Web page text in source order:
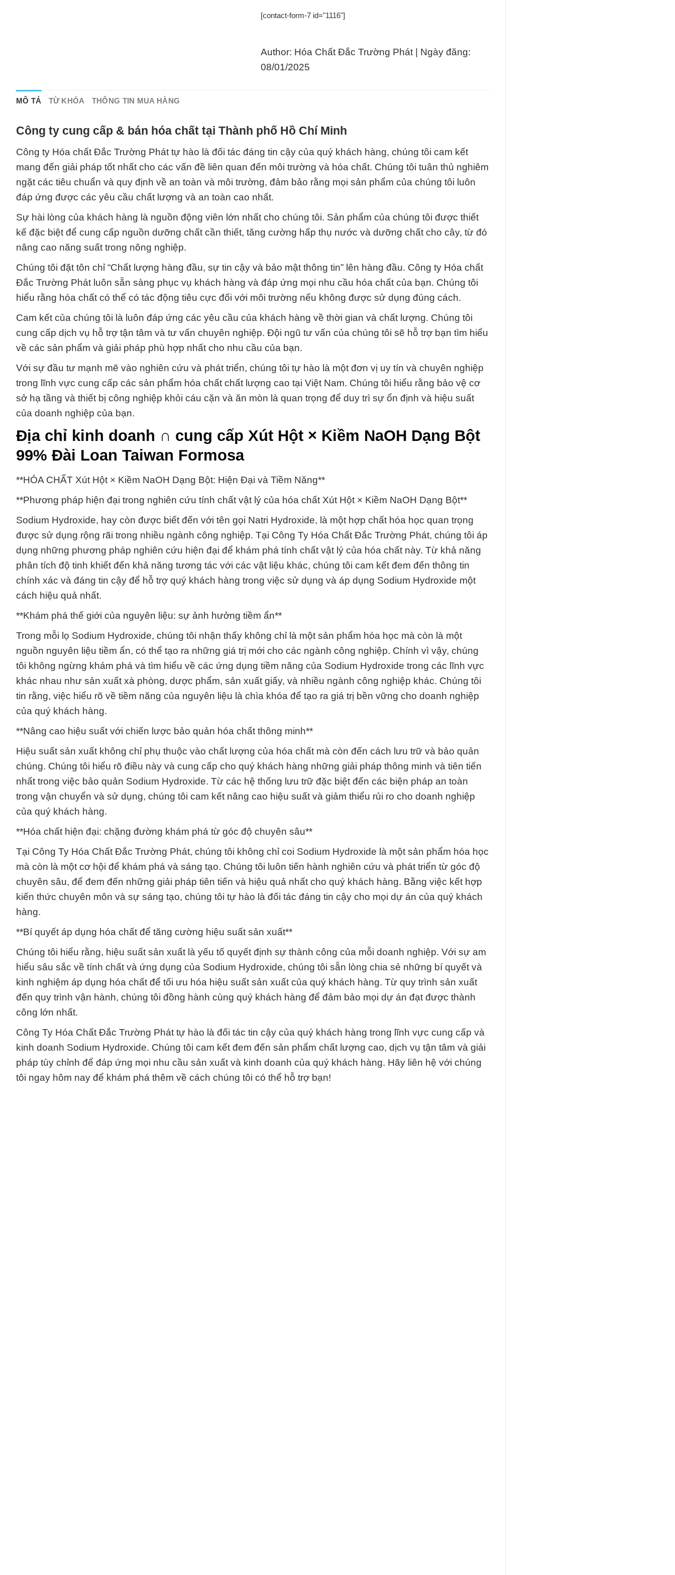
[contact-form-7 id="1116"]
Author: Hóa Chất Đắc Trường Phát | Ngày đăng:
08/01/2025
MÔ TẢ TỪ KHÓA THÔNG TIN MUA HÀNG
Công ty cung cấp & bán hóa chất tại Thành phố Hồ Chí Minh
Công ty Hóa chất Đắc Trường Phát tự hào là đối tác đáng tin cậy của quý khách hàng, chúng tôi cam kết
mang đến giải pháp tốt nhất cho các vấn đề liên quan đến môi trường và hóa chất. Chúng tôi tuân thủ nghiêm
ngặt các tiêu chuẩn và quy định về an toàn và môi trường, đảm bảo rằng mọi sản phẩm của chúng tôi luôn
đáp ứng được các yêu cầu chất lượng và an toàn cao nhất.
Sự hài lòng của khách hàng là nguồn động viên lớn nhất cho chúng tôi. Sản phẩm của chúng tôi được thiết
kế đặc biệt để cung cấp nguồn dưỡng chất cần thiết, tăng cường hấp thụ nước và dưỡng chất cho cây, từ đó
nâng cao năng suất trong nông nghiệp.
Chúng tôi đặt tôn chỉ “Chất lượng hàng đầu, sự tin cậy và bảo mật thông tin” lên hàng đầu. Công ty Hóa chất
Đắc Trường Phát luôn sẵn sàng phục vụ khách hàng và đáp ứng mọi nhu cầu hóa chất của bạn. Chúng tôi
hiểu rằng hóa chất có thể có tác động tiêu cực đối với môi trường nếu không được sử dụng đúng cách.
Cam kết của chúng tôi là luôn đáp ứng các yêu cầu của khách hàng về thời gian và chất lượng. Chúng tôi
cung cấp dịch vụ hỗ trợ tận tâm và tư vấn chuyên nghiệp. Đội ngũ tư vấn của chúng tôi sẽ hỗ trợ bạn tìm hiểu
về các sản phẩm và giải pháp phù hợp nhất cho nhu cầu của bạn.
Với sự đầu tư mạnh mẽ vào nghiên cứu và phát triển, chúng tôi tự hào là một đơn vị uy tín và chuyên nghiệp
trong lĩnh vực cung cấp các sản phẩm hóa chất chất lượng cao tại Việt Nam. Chúng tôi hiểu rằng bảo vệ cơ
sở hạ tầng và thiết bị công nghiệp khỏi cáu cặn và ăn mòn là quan trọng để duy trì sự ổn định và hiệu suất
của doanh nghiệp của bạn.
Địa chỉ kinh doanh ∩ cung cấp Xút Hột × Kiềm NaOH Dạng Bột
99% Đài Loan Taiwan Formosa
**HÓA CHẤT Xút Hột × Kiềm NaOH Dạng Bột: Hiện Đại và Tiềm Năng**
**Phương pháp hiện đại trong nghiên cứu tính chất vật lý của hóa chất Xút Hột × Kiềm NaOH Dạng Bột**
Sodium Hydroxide, hay còn được biết đến với tên gọi Natri Hydroxide, là một hợp chất hóa học quan trọng
được sử dụng rộng rãi trong nhiều ngành công nghiệp. Tại Công Ty Hóa Chất Đắc Trường Phát, chúng tôi áp
dụng những phương pháp nghiên cứu hiện đại để khám phá tính chất vật lý của hóa chất này. Từ khả năng
phân tích độ tinh khiết đến khả năng tương tác với các vật liệu khác, chúng tôi cam kết đem đến thông tin
chính xác và đáng tin cậy để hỗ trợ quý khách hàng trong việc sử dụng và áp dụng Sodium Hydroxide một
cách hiệu quả nhất.
**Khám phá thế giới của nguyên liệu: sự ảnh hưởng tiềm ẩn**
Trong mỗi lọ Sodium Hydroxide, chúng tôi nhận thấy không chỉ là một sản phẩm hóa học mà còn là một
nguồn nguyên liệu tiềm ẩn, có thể tạo ra những giá trị mới cho các ngành công nghiệp. Chính vì vậy, chúng
tôi không ngừng khám phá và tìm hiểu về các ứng dụng tiềm năng của Sodium Hydroxide trong các lĩnh vực
khác nhau như sản xuất xà phòng, dược phẩm, sản xuất giấy, và nhiều ngành công nghiệp khác. Chúng tôi
tin rằng, việc hiểu rõ về tiềm năng của nguyên liệu là chìa khóa để tạo ra giá trị bền vững cho doanh nghiệp
của quý khách hàng.
**Nâng cao hiệu suất với chiến lược bảo quản hóa chất thông minh**
Hiệu suất sản xuất không chỉ phụ thuộc vào chất lượng của hóa chất mà còn đến cách lưu trữ và bảo quản
chúng. Chúng tôi hiểu rõ điều này và cung cấp cho quý khách hàng những giải pháp thông minh và tiên tiến
nhất trong việc bảo quản Sodium Hydroxide. Từ các hệ thống lưu trữ đặc biệt đến các biện pháp an toàn
trong vận chuyển và sử dụng, chúng tôi cam kết nâng cao hiệu suất và giảm thiểu rủi ro cho doanh nghiệp
của quý khách hàng.
**Hóa chất hiện đại: chặng đường khám phá từ góc độ chuyên sâu**
Tại Công Ty Hóa Chất Đắc Trường Phát, chúng tôi không chỉ coi Sodium Hydroxide là một sản phẩm hóa học
mà còn là một cơ hội để khám phá và sáng tạo. Chúng tôi luôn tiến hành nghiên cứu và phát triển từ góc độ
chuyên sâu, để đem đến những giải pháp tiên tiến và hiệu quả nhất cho quý khách hàng. Bằng việc kết hợp
kiến thức chuyên môn và sự sáng tạo, chúng tôi tự hào là đối tác đáng tin cậy cho mọi dự án của quý khách
hàng.
**Bí quyết áp dụng hóa chất để tăng cường hiệu suất sản xuất**
Chúng tôi hiểu rằng, hiệu suất sản xuất là yếu tố quyết định sự thành công của mỗi doanh nghiệp. Với sự am
hiểu sâu sắc về tính chất và ứng dụng của Sodium Hydroxide, chúng tôi sẵn lòng chia sẻ những bí quyết và
kinh nghiệm áp dụng hóa chất để tối ưu hóa hiệu suất sản xuất của quý khách hàng. Từ quy trình sản xuất
đến quy trình vận hành, chúng tôi đồng hành cùng quý khách hàng để đảm bảo mọi dự án đạt được thành
công lớn nhất.
Công Ty Hóa Chất Đắc Trường Phát tự hào là đối tác tin cậy của quý khách hàng trong lĩnh vực cung cấp và
kinh doanh Sodium Hydroxide. Chúng tôi cam kết đem đến sản phẩm chất lượng cao, dịch vụ tận tâm và giải
pháp tùy chỉnh để đáp ứng mọi nhu cầu sản xuất và kinh doanh của quý khách hàng. Hãy liên hệ với chúng
tôi ngay hôm nay để khám phá thêm về cách chúng tôi có thể hỗ trợ bạn!